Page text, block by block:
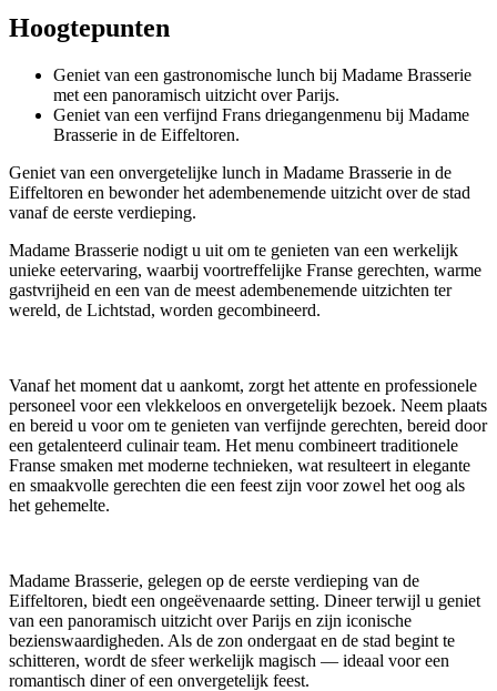
Hoogtepunten
Geniet van een gastronomische lunch bij Madame Brasserie
met een panoramisch uitzicht over Parijs.
Geniet van een verfijnd Frans driegangenmenu bij Madame
Brasserie in de Eiffeltoren.
Geniet van een onvergetelijke lunch in Madame Brasserie in de
Eiffeltoren en bewonder het adembenemende uitzicht over de stad
vanaf de eerste verdieping.
Madame Brasserie nodigt u uit om te genieten van een werkelijk
unieke eetervaring, waarbij voortreffelijke Franse gerechten, warme
gastvrijheid en een van de meest adembenemende uitzichten ter
wereld, de Lichtstad, worden gecombineerd.
Vanaf het moment dat u aankomt, zorgt het attente en professionele
personeel voor een vlekkeloos en onvergetelijk bezoek. Neem plaats
en bereid u voor om te genieten van verfijnde gerechten, bereid door
een getalenteerd culinair team. Het menu combineert traditionele
Franse smaken met moderne technieken, wat resulteert in elegante
en smaakvolle gerechten die een feest zijn voor zowel het oog als
het gehemelte.
Madame Brasserie, gelegen op de eerste verdieping van de
Eiffeltoren, biedt een ongeëvenaarde setting. Dineer terwijl u geniet
van een panoramisch uitzicht over Parijs en zijn iconische
bezienswaardigheden. Als de zon ondergaat en de stad begint te
schitteren, wordt de sfeer werkelijk magisch — ideaal voor een
romantisch diner of een onvergetelijk feest.